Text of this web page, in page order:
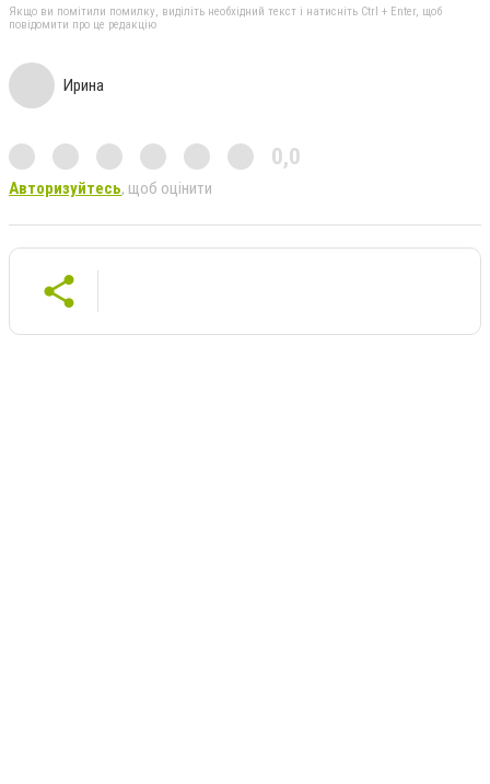
Якщо ви помітили помилку, виділіть необхідний текст і натисніть Ctrl + Enter, щоб
повідомити про це редакцію
Ирина
0,0
Авторизуйтесь, щоб оцінити